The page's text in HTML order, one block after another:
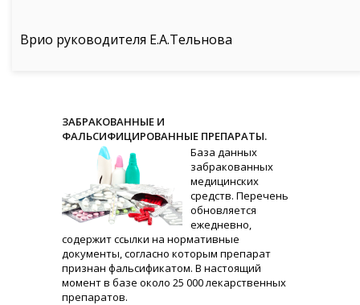
Врио руководителя Е.А.Тельнова
ЗАБРАКОВАННЫЕ И
ФАЛЬСИФИЦИРОВАННЫЕ ПРЕПАРАТЫ.
База данных
забракованных
медицинских
средств. Перечень
обновляется
ежедневно,
содержит ссылки на нормативные
документы, согласно которым препарат
признан фальсификатом. В настоящий
момент в базе около 25 000 лекарственных
препаратов.